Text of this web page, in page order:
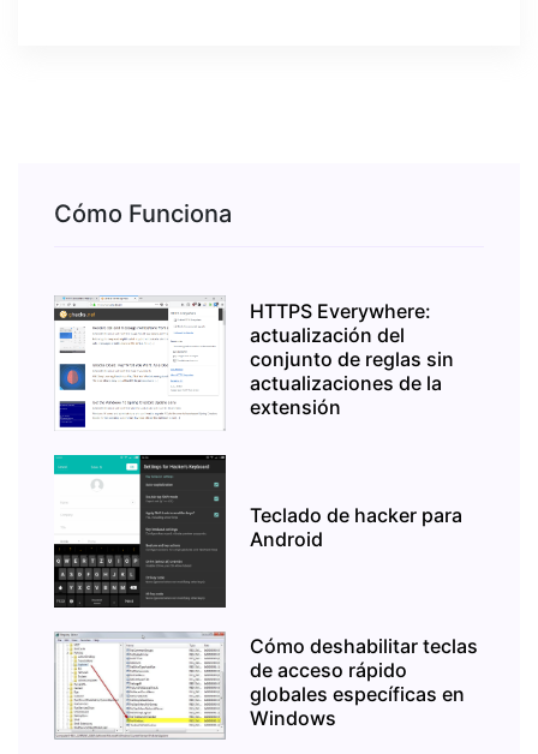
Cómo Funciona
HTTPS Everywhere:
actualización del
conjunto de reglas sin
actualizaciones de la
extensión
Teclado de hacker para
Android
Cómo deshabilitar teclas
de acceso rápido
globales específicas en
Windows